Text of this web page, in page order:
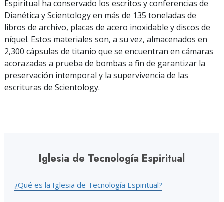
Espiritual ha conservado los escritos y conferencias de
Dianética y Scientology en más de 135 toneladas de
libros de archivo, placas de acero inoxidable y discos de
níquel. Estos materiales son, a su vez, almacenados en
2,300 cápsulas de titanio que se encuentran en cámaras
acorazadas a prueba de bombas a fin de garantizar la
preservación intemporal y la supervivencia de las
escrituras de Scientology.
Iglesia de Tecnología Espiritual
¿Qué es la Iglesia de Tecnología Espiritual?